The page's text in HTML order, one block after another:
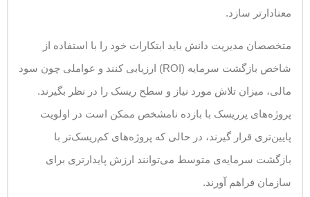
معنادارتر سازد.
متخصصان مدیریت دانش باید ابتکارات خود را با استفاده از
شاخص بازگشت سرمایه (ROI) ارزیابی کنند و عواملی چون سود
مالی، میزان تلاش مورد نیاز و سطح ریسک را در نظر بگیرند.
پروژه‌های پرریسک با بازده نامشخص ممکن است در اولویت
پایین‌تری قرار گیرند، در حالی که پروژه‌های کم‌ریسک‌تر با
بازگشت سرمایه‌ی متوسط می‌توانند ارزش پایدارتری برای
سازمان فراهم آورند.